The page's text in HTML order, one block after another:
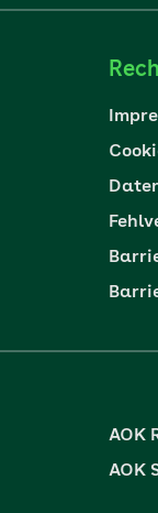
AOK
AOK